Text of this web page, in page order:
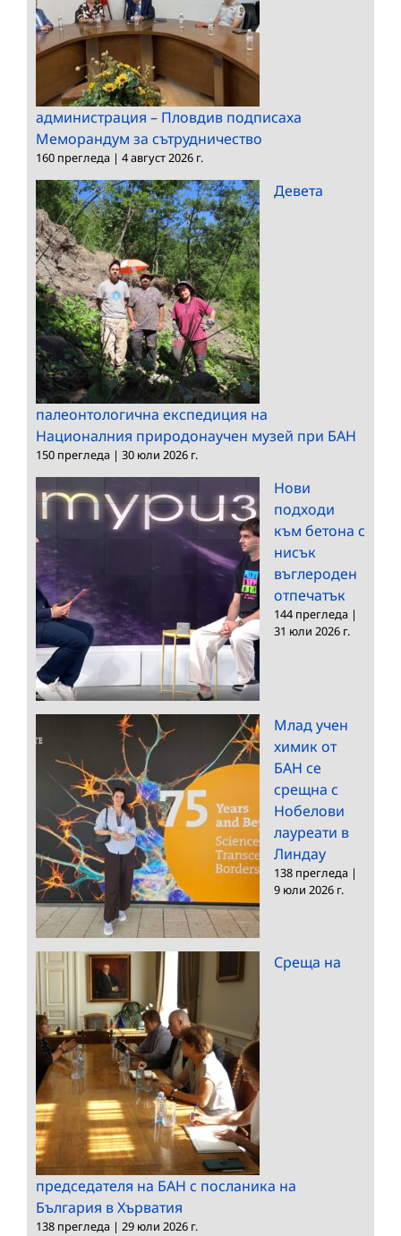
администрация – Пловдив подписаха
Меморандум за сътрудничество
160 прегледа | 4 август 2026 г.
Девета
палеонтологична експедиция на
Националния природонаучен музей при БАН
150 прегледа | 30 юли 2026 г.
Нови
подходи
към бетона с
нисък
въглероден
отпечатък
144 прегледа |
31 юли 2026 г.
Млад учен
химик от
БАН се
срещна с
Нобелови
лауреати в
Линдау
138 прегледа |
9 юли 2026 г.
Среща на
председателя на БАН с посланика на
България в Хърватия
138 прегледа | 29 юли 2026 г.